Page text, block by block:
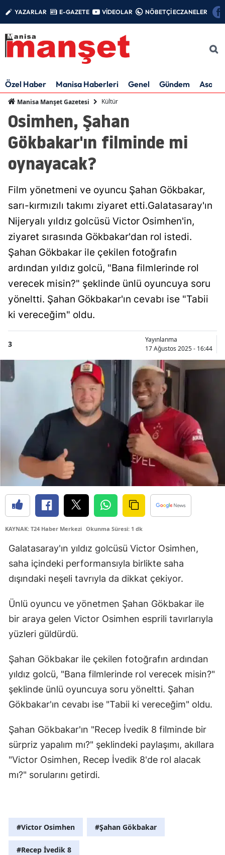
YAZARLAR E-GAZETE VİDEOLAR NÖBETÇİ ECZANELER
Özel Haber Manisa Haberleri Genel Gündem Asayiş
Manisa Manşet Gazetesi Kültür
Osimhen, Şahan
Gökbakar'ın filminde mi
oynayacak?
Film yönetmeni ve oyuncu Şahan Gökbakar,
sarı-kırmızılı takımı ziyaret etti.Galatasaray'ın
Nijeryalı yıldız golcüsü Victor Osimhen'in,
ziyaret sırasında Gökbakar'dan rol istedi.
Şahan Gökbakar ile çekilen fotoğrafın
ardından yıldız golcü, "Bana filmlerinde rol
verecek misin?" şeklinde ünlü oyuncuya soru
yöneltti. Şahan Gökbakar'ın cevabı ise "Tabii
ki vereceğim" oldu.
3
Yayınlanma
17 Ağustos 2025 - 16:44
KAYNAK: T24 Haber Merkezi Okunma Süresi: 1 dk
Galatasaray'ın yıldız golcüsü Victor Osimhen,
saha içindeki performansıyla birlikte saha
dışındaki neşeli tavrıyla da dikkat çekiyor.
Ünlü oyuncu ve yönetmen Şahan Gökbakar ile
bir araya gelen Victor Osimhen esprili tavırlarıyla
yüzleri güldürdü.
Şahan Gökbakar ile çekilen fotoğrafın ardından
yıldız golcü, "Bana filmlerinde rol verecek misin?"
şeklinde ünlü oyuncuya soru yöneltti. Şahan
Gökbakar'ın cevabı ise "Tabii ki vereceğim" oldu.
Şahan Gökbakar'ın "Recep İvedik 8 filminde bir
sürpriz yapalım mı?" şeklindeki paylaşımı, akıllara
"Victor Osimhen, Recep İvedik 8'de rol alacak
mı?" sorularını getirdi.
#Victor Osimhen #Şahan Gökbakar
#Recep İvedik 8